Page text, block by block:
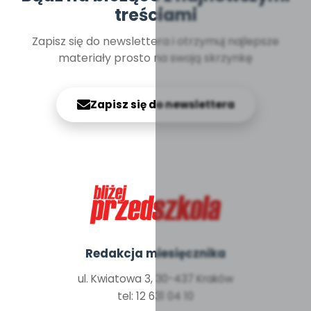
treściami
Zapisz się do newslettera i otrzymuj najlepsze
materiały prosto na swoją skrzynkę
Zapisz się do newslettera
Redakcja miesięcznika
ul. Kwiatowa 3, 30-437 Kraków
tel: 12 631 04 10